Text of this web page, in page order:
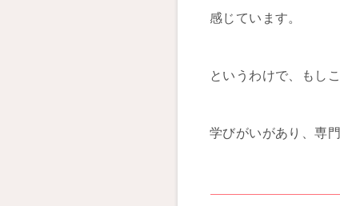
感じています。
というわけで、もし
学びがいがあり、専